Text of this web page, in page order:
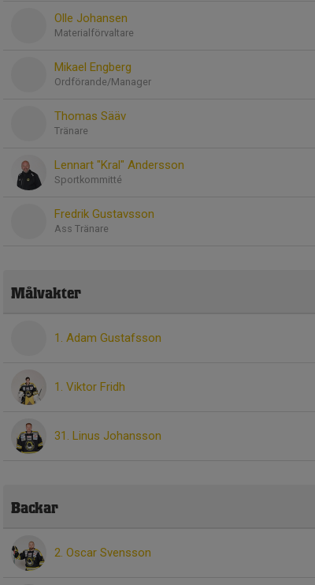
Olle Johansen
Materialförvaltare
Mikael Engberg
Ordförande/Manager
Thomas Sääv
Tränare
Lennart "Kral" Andersson
Sportkommitté
Fredrik Gustavsson
Ass Tränare
Målvakter
1. Adam Gustafsson
1. Viktor Fridh
31. Linus Johansson
Backar
2. Oscar Svensson